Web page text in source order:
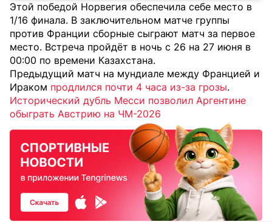
Этой победой Норвегия обеспечила себе место в
1/16 финала. В заключительном матче группы
против Франции сборные сыграют матч за первое
место. Встреча пройдёт в ночь с 26 на 27 июня в
00:00 по времени Казахстана.
Предыдущий матч на мундиале между Францией и
Ираком продлился почти 4 часа из-за грозы.
Исторический дубль Месси позволил Аргентине
обыграть Австрию на ЧМ-2026